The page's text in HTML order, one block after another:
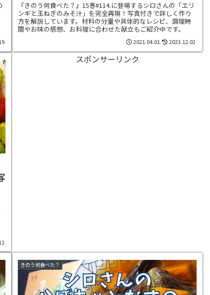
『きのう何食べた？』15巻#114.に登場するシロさんの「エリ
ンギと玉ねぎのみそ汁」を完全再現！写真付きで詳しく作り
方を解説しています。材料の分量や具体的なレシピ、調理時
間やお味の感想、お料理に合わせた献立もご紹介中です。
2021.04.01 2023.12.02
スポンサーリンク
きのう何食べた？